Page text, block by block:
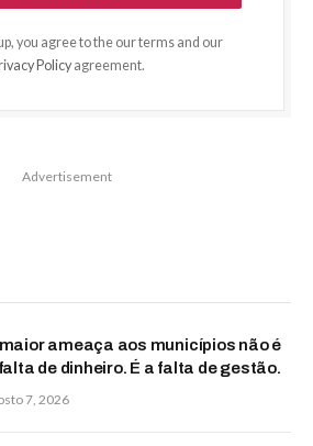
you agree to the our terms and our
Policyagreement.
Advertisement
ameaça aos municípios não é
de dinheiro. É a falta de gestão.
7, 2026